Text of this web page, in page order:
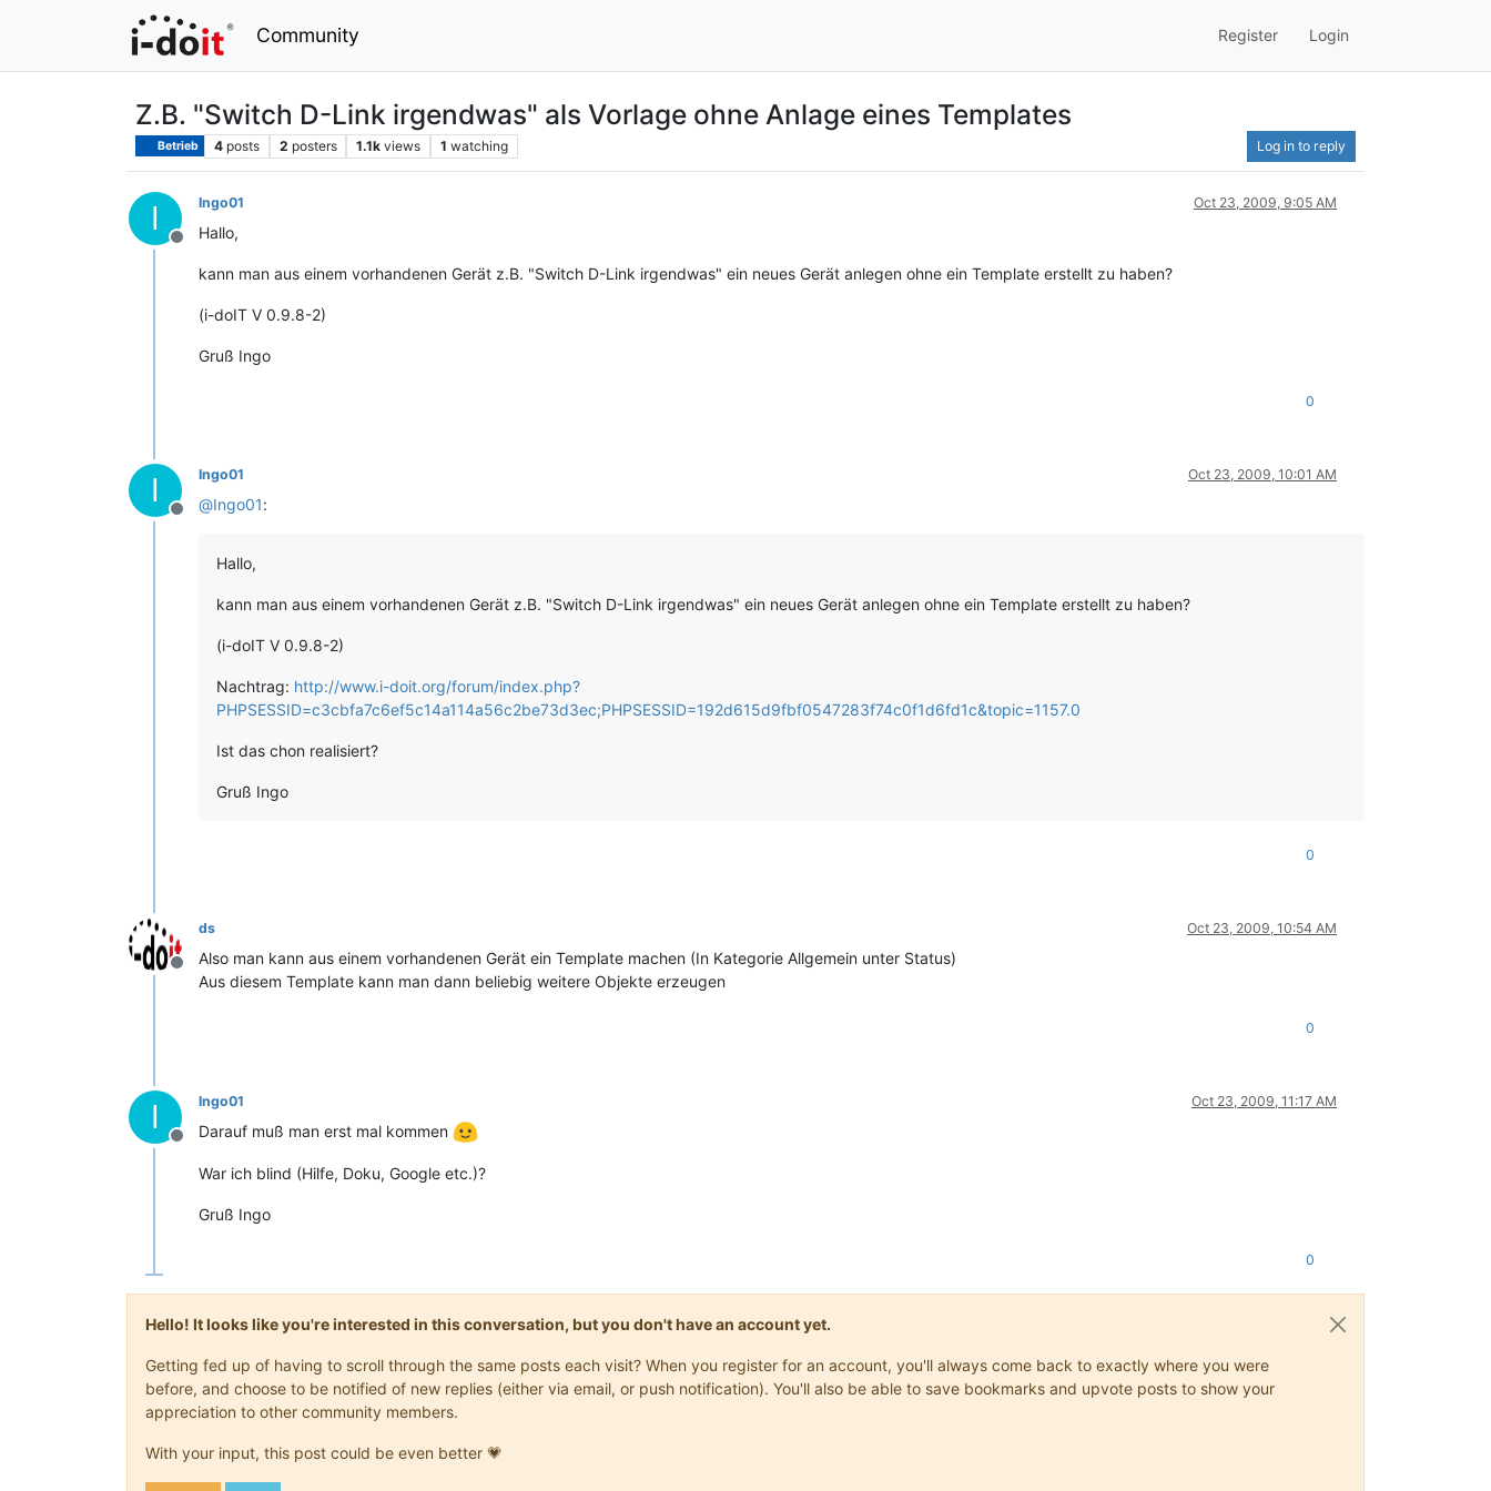
Community Register Login
Z.B. "Switch D-Link irgendwas" als Vorlage ohne Anlage eines Templates
Betrieb 4 posts 2 posters 1.1k views 1 watching Log in to reply
I
Offline
Ingo01 Oct 23, 2009, 9:05 AM
Hallo,
kann man aus einem vorhandenen Gerät z.B. "Switch D-Link irgendwas" ein neues Gerät anlegen ohne ein Template erstellt zu haben?
(i-doIT V 0.9.8-2)
Gruß Ingo
0
I
Offline
Ingo01 Oct 23, 2009, 10:01 AM
@Ingo01:
Hallo,
kann man aus einem vorhandenen Gerät z.B. "Switch D-Link irgendwas" ein neues Gerät anlegen ohne ein Template erstellt zu haben?
(i-doIT V 0.9.8-2)
Nachtrag: http://www.i-doit.org/forum/index.php?
PHPSESSID=c3cbfa7c6ef5c14a114a56c2be73d3ec;PHPSESSID=192d615d9fbf0547283f74c0f1d6fd1c&topic=1157.0
Ist das chon realisiert?
Gruß Ingo
0
Offline
ds Oct 23, 2009, 10:54 AM
Also man kann aus einem vorhandenen Gerät ein Template machen (In Kategorie Allgemein unter Status)
Aus diesem Template kann man dann beliebig weitere Objekte erzeugen
0
I
Offline
Ingo01 Oct 23, 2009, 11:17 AM
Darauf muß man erst mal kommen
War ich blind (Hilfe, Doku, Google etc.)?
Gruß Ingo
0
Hello! It looks like you're interested in this conversation, but you don't have an account yet.
Getting fed up of having to scroll through the same posts each visit? When you register for an account, you'll always come back to exactly where you were
before, and choose to be notified of new replies (either via email, or push notification). You'll also be able to save bookmarks and upvote posts to show your
appreciation to other community members.
With your input, this post could be even better 💗